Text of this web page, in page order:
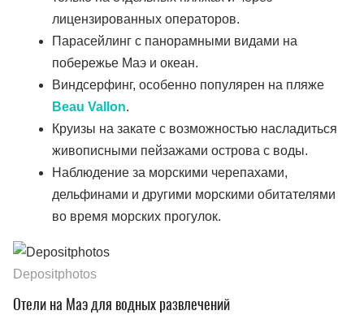
лицензированных операторов.
Парасейлинг с панорамными видами на
побережье Маэ и океан.
Виндсерфинг, особенно популярен на пляже
Beau Vallon.
Круизы на закате с возможностью насладиться
живописными пейзажами острова с воды.
Наблюдение за морскими черепахами,
дельфинами и другими морскими обитателями
во время морских прогулок.
Depositphotos
Отели на Маэ для водных развлечений